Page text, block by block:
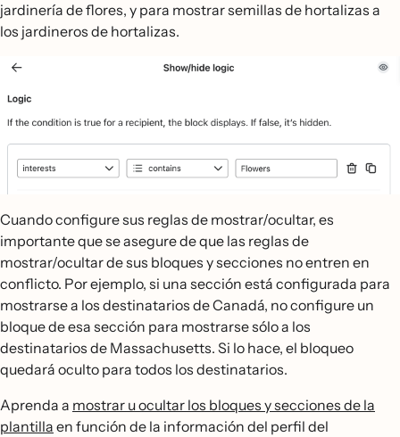
jardinería de flores, y para mostrar semillas de hortalizas a
los jardineros de hortalizas.
Cuando configure sus reglas de mostrar/ocultar, es
importante que se asegure de que las reglas de
mostrar/ocultar de sus bloques y secciones no entren en
conflicto. Por ejemplo, si una sección está configurada para
mostrarse a los destinatarios de Canadá, no configure un
bloque de esa sección para mostrarse sólo a los
destinatarios de Massachusetts. Si lo hace, el bloqueo
quedará oculto para todos los destinatarios.
Aprenda a mostrar u ocultar los bloques y secciones de la
plantilla en función de la información del perfil del